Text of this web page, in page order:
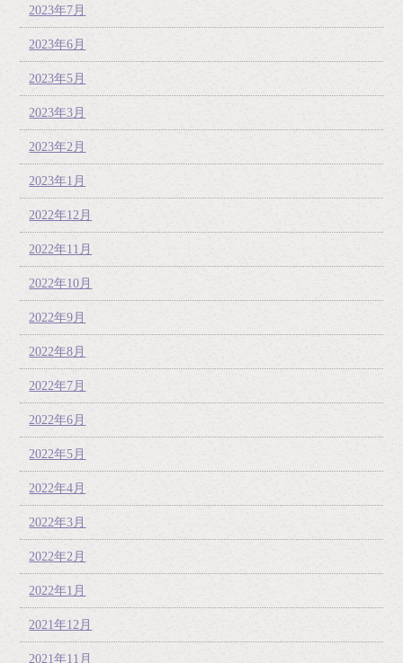
2023年7月
2023年6月
2023年5月
2023年3月
2023年2月
2023年1月
2022年12月
2022年11月
2022年10月
2022年9月
2022年8月
2022年7月
2022年6月
2022年5月
2022年4月
2022年3月
2022年2月
2022年1月
2021年12月
2021年11月